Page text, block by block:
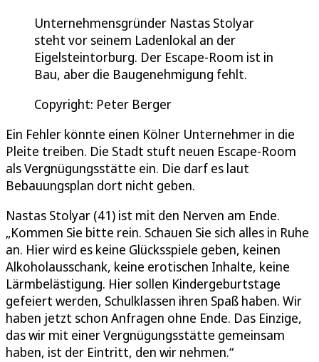
Unternehmensgründer Nastas Stolyar
steht vor seinem Ladenlokal an der
Eigelsteintorburg. Der Escape-Room ist in
Bau, aber die Baugenehmigung fehlt.
Copyright: Peter Berger
Ein Fehler könnte einen Kölner Unternehmer in die
Pleite treiben. Die Stadt stuft neuen Escape-Room
als Vergnügungsstätte ein. Die darf es laut
Bebauungsplan dort nicht geben.
Nastas Stolyar (41) ist mit den Nerven am Ende.
„Kommen Sie bitte rein. Schauen Sie sich alles in Ruhe
an. Hier wird es keine Glücksspiele geben, keinen
Alkoholausschank, keine erotischen Inhalte, keine
Lärmbelästigung. Hier sollen Kindergeburtstage
gefeiert werden, Schulklassen ihren Spaß haben. Wir
haben jetzt schon Anfragen ohne Ende. Das Einzige,
das wir mit einer Vergnügungsstätte gemeinsam
haben, ist der Eintritt, den wir nehmen.“